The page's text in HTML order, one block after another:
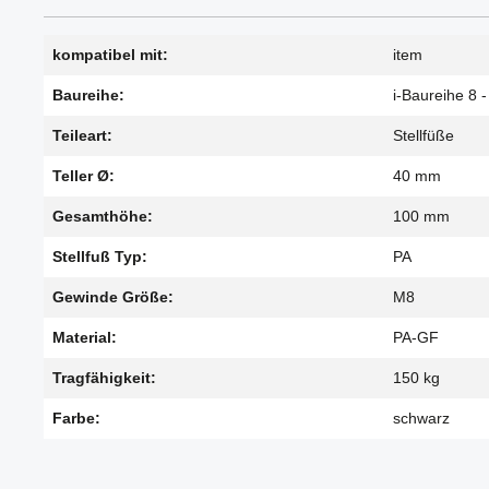
kompatibel mit: item
Baureihe: i-Baureihe 8
Teileart: Stellfüße
Teller Ø: 40 mm
Gesamthöhe: 100 mm
Stellfuß Typ: PA
Gewinde Größe: M8
Material: PA-GF
Tragfähigkeit: 150 kg
Farbe: schwarz